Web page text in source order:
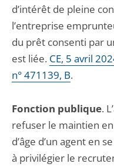
d’intérêt de pleine
l’entreprise
du prêt consenti par
est liée. CE, 5 avril
n° 471139, B.
Fonction publique.
refuser le maintien
d’âge d’un agent en
à privilégier le